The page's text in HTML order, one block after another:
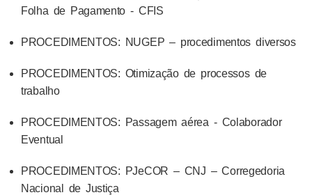
Folha de Pagamento - CFIS
PROCEDIMENTOS: NUGEP – procedimentos diversos
PROCEDIMENTOS: Otimização de processos de
trabalho
PROCEDIMENTOS: Passagem aérea - Colaborador
Eventual
PROCEDIMENTOS: PJeCOR – CNJ – Corregedoria
Nacional de Justiça